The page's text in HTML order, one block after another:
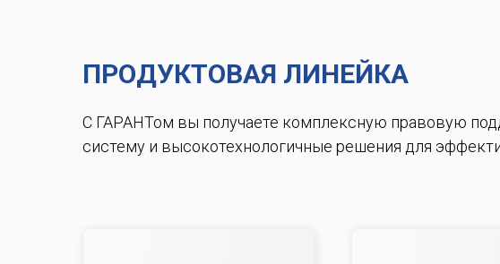
ПРОДУКТОВАЯ ЛИНЕЙКА
С ГАРАНТом вы получаете комплексную правовую
систему и высокотехнологичные решения для